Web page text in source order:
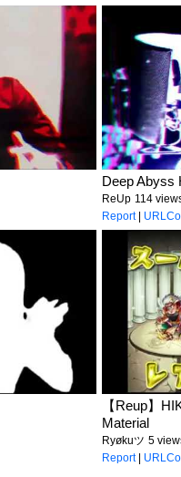
Deep Abyss
ReUp 114
Report|
【Reup】
Material
Ryøkuツ 5
Report|